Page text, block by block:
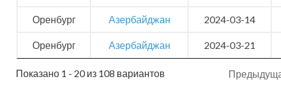
Оренбург Азербайджан 2024-03-14
Оренбург Азербайджан 2024-03-21
Показано 1 - 20 из 108 вариантов